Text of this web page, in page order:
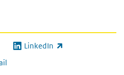
link) LinkedIn
(externe link)